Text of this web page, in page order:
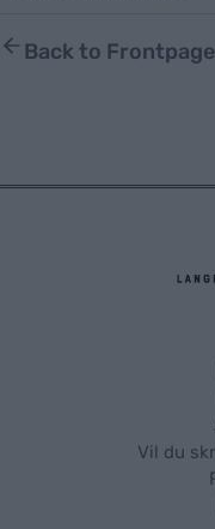
Back to Frontpage
Vil du